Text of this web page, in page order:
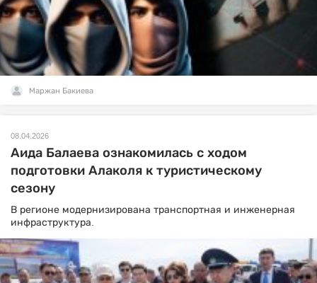
Маржан Бакиева
08.04.2026
Аида Балаева ознакомилась с ходом
подготовки Алаколя к туристическому
сезону
В регионе модернизирована транспортная и инженерная
инфраструктура.